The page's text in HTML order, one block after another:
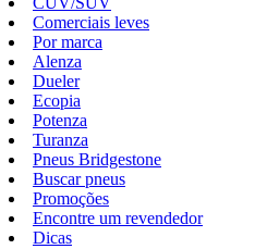
Comerciais leves
Por marca
Alenza
Dueler
Ecopia
Potenza
Turanza
Pneus Bridgestone
Buscar pneus
Promoções
Encontre um revendedor
Dicas